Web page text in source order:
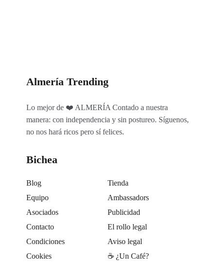
Almería Trending
Lo mejor de ❤️ ALMERÍA Contado a nuestra
manera: con independencia y sin postureo. Síguenos,
no nos hará ricos pero sí felices.
Bichea
Blog
Tienda
Equipo
Ambassadors
Asociados
Publicidad
Contacto
El rollo legal
Condiciones
Aviso legal
Cookies
☕️ ¿Un Café?